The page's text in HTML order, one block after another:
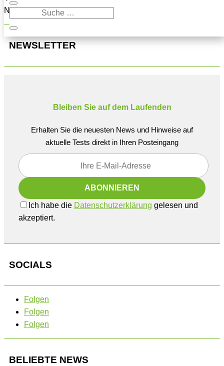
Navigation oben, um den Beitrag zu finden.
NEWSLETTER
Bleiben Sie auf dem Laufenden
Erhalten Sie die neuesten News und Hinweise auf
aktuelle Tests direkt in Ihren Posteingang
Ich habe die Datenschutzerklärung gelesen und
akzeptiert.
SOCIALS
Folgen
Folgen
Folgen
BELIEBTE NEWS